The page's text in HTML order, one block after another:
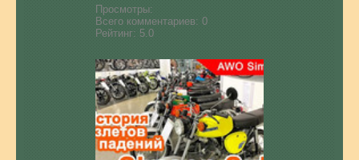
Просмотры:
Всего комментариев: 0
Рейтинг: 5.0